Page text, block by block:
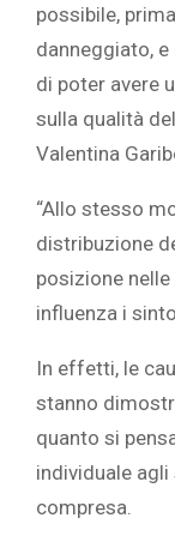
possibile,
danneggiato,
di poter avere
sulla qualità
Valentina
“Allo stesso
distribuzione
posizione
influenza i
In effetti, le
stanno
quanto si
individuale
compresa.